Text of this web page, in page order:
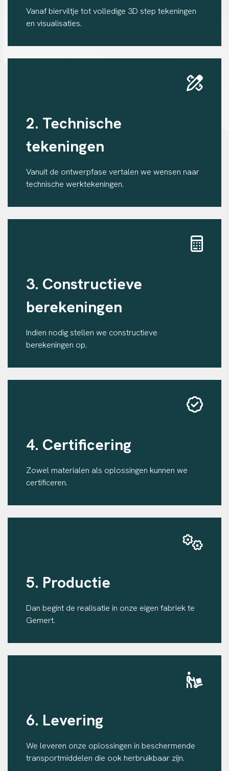
Vanaf bierviltje tot volledige 3D step tekeningen
en visualisaties.
2. Technische
tekeningen
Vanuit de ontwerpfase vertalen we wensen naar
technische werktekeningen.
3. Constructieve
berekeningen
Indien nodig stellen we constructieve
berekeningen op.
4. Certificering
Zowel materialen als oplossingen kunnen we
certificeren.
5. Productie
Dan begint de realisatie in onze eigen fabriek te
Gemert.
6. Levering
We leveren onze oplossingen in beschermende
transportmiddelen die ook herbruikbaar zijn.